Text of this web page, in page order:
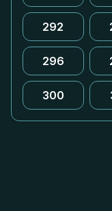
292
296
300